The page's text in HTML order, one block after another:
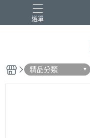
選單
精品分類